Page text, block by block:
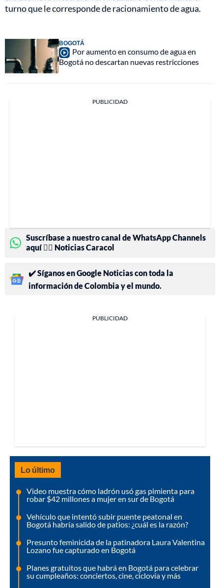
turno que le corresponde de racionamiento de agua.
BOGOTÁ
Por aumento en consumo de agua en
Bogotá no descartan nuevas restricciones
PUBLICIDAD
Suscríbase a nuestro canal de WhatsApp Channels
aquí 👉🏻 Noticias Caracol
✔️ Síganos en Google Noticias con toda la
información de Colombia y el mundo.
PUBLICIDAD
Lo último
Video muestra cómo ladrón usó gas pimienta para
robar $42 millones a mujer en sur de Bogotá
Vehículo que intentó subir puente peatonal en
Bogotá habría salido de patios: ¿cuál es la razón?
Presunto feminicida de la patinadora Laura Valentina
Lozano fue capturado en Bogotá
Planes gratuitos que habrá en Bogotá para celebrar
su cumpleaños: conciertos, cine, ciclovía y más